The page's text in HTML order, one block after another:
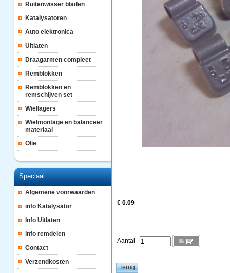
Ruitenwisser bladen
Katalysatoren
Auto elektronica
Uitlaten
Draagarmen compleet
Remblokken
Remblokken en
remschijven set
Wiellagers
Wielmontage en balanceer
materiaal
Olie
Speciaal
Algemene voorwaarden
info Katalysator
Info Uitlaten
info remdelen
Contact
Verzendkosten
€ 0.09
Aantal